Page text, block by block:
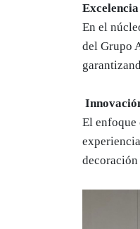
En el
del Grupo
El enfoque